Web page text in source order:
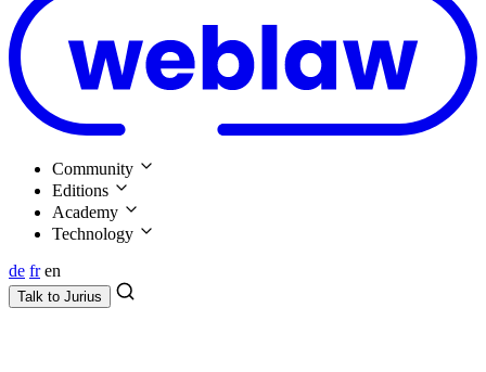
Community
Editions
Academy
Technology
de fr en
Talk to Jurius